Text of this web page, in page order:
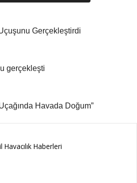
Gerçekleştirdi
gerçekleşti
Havada Doğum”